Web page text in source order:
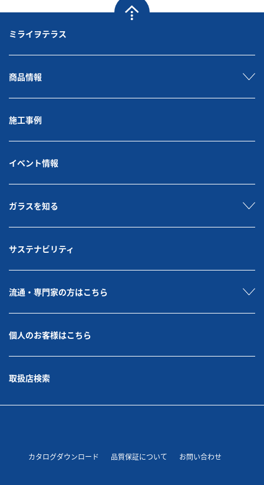
ミライヲテラス
商品情報
施工事例
イベント情報
ガラスを知る
サステナビリティ
流通・専門家の方はこちら
個人のお客様はこちら
取扱店検索
カタログダウンロード 品質保証について お問い合わせ